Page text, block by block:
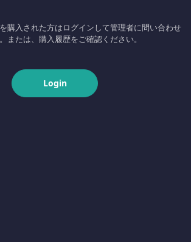
購入された方はログインして管理者に問い合わせ
または、購入履歴をご確認ください。
Login